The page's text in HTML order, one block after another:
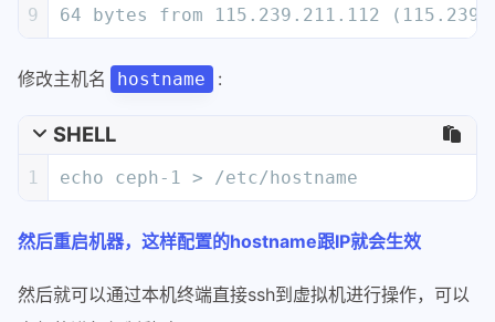
9
64 bytes from 115.239.211.112
修改主机名 hostname :
SHELL
1 echo ceph-1 > /etc/hostname
然后重启机器，这样配置的hostname跟IP就会生效
然后就可以通过本机终端直接ssh到虚拟机进行操作，可以